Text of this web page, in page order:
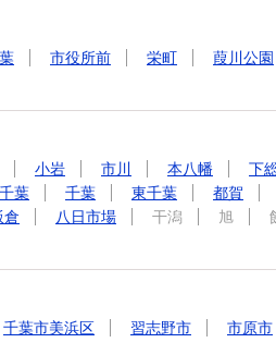
市役所前 栄町 葭川公園
小岩 市川 本八幡 下
葉 千葉 東千葉 都賀
倉 八日市場 干潟 旭
千葉市美浜区 習志野市 市原市